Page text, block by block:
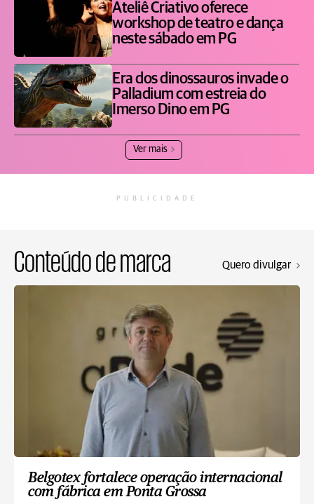
Ateliê Criativo oferece
workshop de teatro e dança
neste sábado em PG
Era dos dinossauros invade o
Palladium com estreia do
Imerso Dino em PG
Ver mais
PUBLICIDADE
Conteúdo de marca Quero divulgar
Belgotex fortalece operação internacional
com fábrica em Ponta Grossa